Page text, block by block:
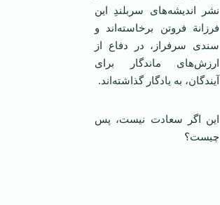
نشر اندیشه‌های سربلندِ این
فرزانة فروتن برخاسته‌اند و
سندی سرفراز، در دفاع از
ارزش‌های ماندگار برای
آیندگان، به یادگار گذاشته‌اند.
این اگر سعادت نیست، پس
چیست؟